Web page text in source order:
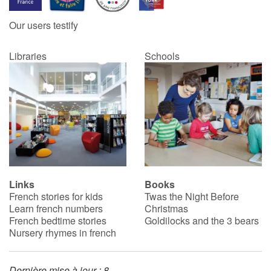
Catalogue anglais
Contraste +
Help
Home
Family
Schools
Libraries
Our users testify
Libraries Schools
Links
French stories for kids
Learn french numbers
French bedtime stories
Nursery rhymes in french
Books
Twas the Night Before
Christmas
Goldilocks and the 3 bears